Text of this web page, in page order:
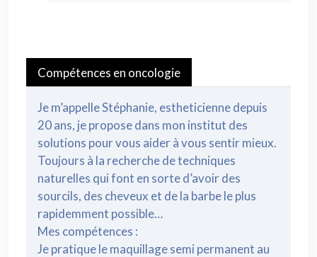
Compétences en oncologie
Je m’appelle Stéphanie, estheticienne depuis
20 ans, je propose dans mon institut des
solutions pour vous aider à vous sentir mieux.
Toujours à la recherche de techniques
naturelles qui font en sorte d’avoir des
sourcils, des cheveux et de la barbe le plus
rapidemment possible…
Mes compétences :
Je pratique le maquillage semi permanent au